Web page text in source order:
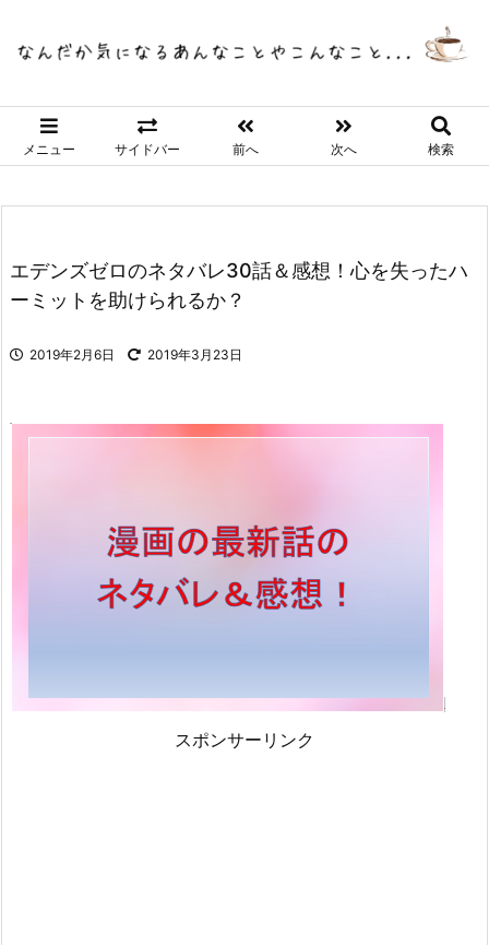
メニュー サイドバー 前へ 次へ 検索
エデンズゼロのネタバレ30話＆感想！心を失ったハ
ーミットを助けられるか？
2019年2月6日 2019年3月23日
スポンサーリンク